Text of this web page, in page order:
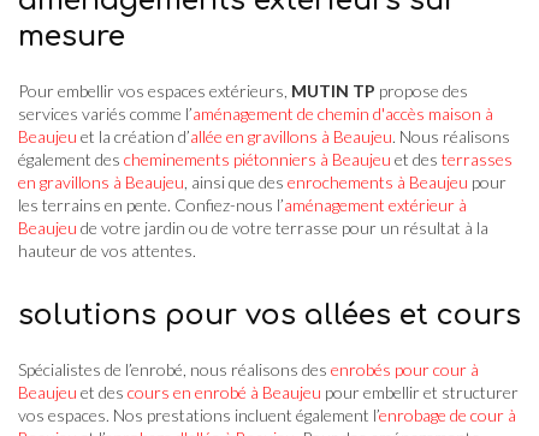
mesure
Pour embellir vos espaces extérieurs, MUTIN TP propose des
services variés comme l’aménagement de chemin d'accès maison à
Beaujeu et la création d’allée en gravillons à Beaujeu. Nous réalisons
également des cheminements piétonniers à Beaujeu et des terrasses
en gravillons à Beaujeu , ainsi que des enrochements à Beaujeu pour
les terrains en pente. Confiez-nous l’aménagement extérieur à
Beaujeu de votre jardin ou de votre terrasse pour un résultat à la
hauteur de vos attentes.
solutions pour vos allées et cours
Spécialistes de l’enrobé, nous réalisons des enrobés pour cour à
Beaujeu et des cours en enrobé à Beaujeu pour embellir et structurer
vos espaces. Nos prestations incluent également l’enrobage de cour à